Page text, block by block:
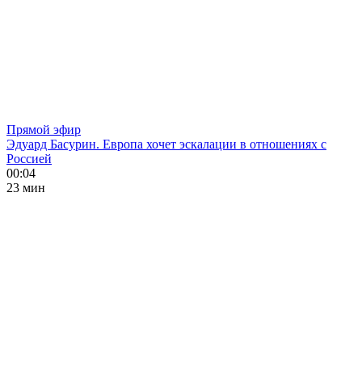
Прямой эфир
Эдуард Басурин. Европа хочет эскалации в отношениях с
Россией
00:04
23 мин